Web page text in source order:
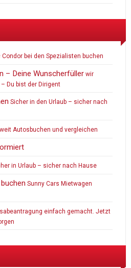
Condor bei den Spezialisten buchen
– Deine Wunscherfüller wir
Du bist der Dirigent
Sicher in den Urlaub – sicher nach
Autosbuchen und vergleichen
in Urlaub – sicher nach Hause
Sunny Cars Mietwagen
einfach gemacht. Jetzt